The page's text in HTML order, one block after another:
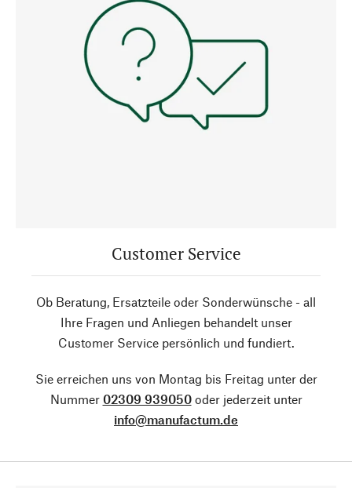
Customer Service
Ob Beratung, Ersatzteile oder Sonderwünsche - all
Ihre Fragen und Anliegen behandelt unser
Customer Service persönlich und fundiert.
Sie erreichen uns von Montag bis Freitag unter der
Nummer 02309 939050oder jederzeit unter
info@manufactum.de